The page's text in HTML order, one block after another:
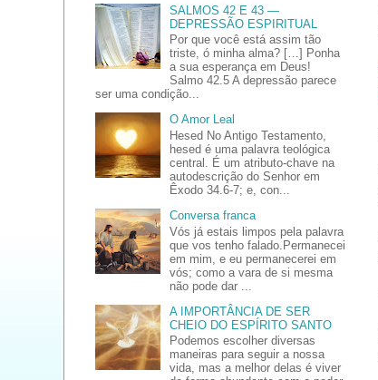
SALMOS 42 E 43 —
DEPRESSÃO ESPIRITUAL
Por que você está assim tão
triste, ó minha alma? […] Ponha
a sua esperança em Deus!
Salmo 42.5 A depressão parece
ser uma condição...
O Amor Leal
Hesed No Antigo Testamento,
hesed é uma palavra teológica
central. É um atributo-chave na
autodescrição do Senhor em
Êxodo 34.6-7; e, con...
Conversa franca
Vós já estais limpos pela palavra
que vos tenho falado.Permanecei
em mim, e eu permanecerei em
vós; como a vara de si mesma
não pode dar ...
A IMPORTÂNCIA DE SER
CHEIO DO ESPÍRITO SANTO
Podemos escolher diversas
maneiras para seguir a nossa
vida, mas a melhor delas é viver